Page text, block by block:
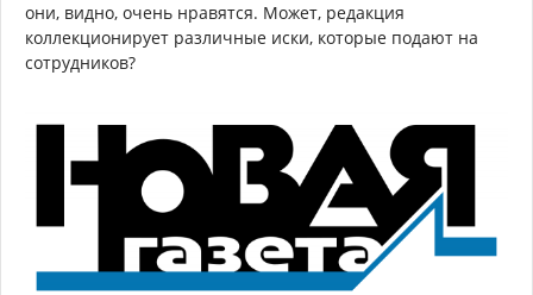
они, видно, очень нравятся. Может, редакция
коллекционирует различные иски, которые подают на
сотрудников?